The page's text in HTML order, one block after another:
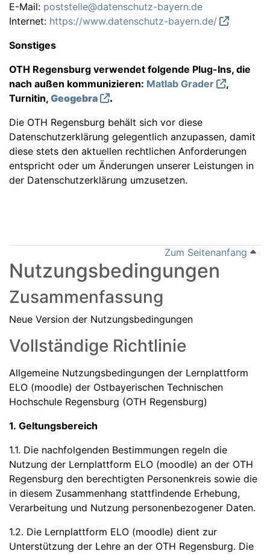
E-Mail: poststelle@datenschutz-bayern.de
Internet: https://www.datenschutz-bayern.de/
Sonstiges
OTH Regensburg verwendet folgende Plug-Ins, die
nach außen kommunizieren: Matlab Grader
,
Turnitin, Geogebra
.
Die OTH Regensburg behält sich vor diese
Datenschutzerklärung gelegentlich anzupassen, damit
diese stets den aktuellen rechtlichen Anforderungen
entspricht oder um Änderungen unserer Leistungen in
der Datenschutzerklärung umzusetzen.
Zum Seitenanfang
Nutzungsbedingungen
Zusammenfassung
Neue Version der Nutzungsbedingungen
Vollständige Richtlinie
Allgemeine Nutzungsbedingungen der Lernplattform
ELO (moodle) der Ostbayerischen Technischen
Hochschule Regensburg (OTH Regensburg)
1. Geltungsbereich
1.1. Die nachfolgenden Bestimmungen regeln die
Nutzung der Lernplattform ELO (moodle) an der OTH
Regensburg den berechtigten Personenkreis sowie die
in diesem Zusammenhang stattfindende Erhebung,
Verarbeitung und Nutzung personenbezogener Daten.
1.2. Die Lernplattform ELO (moodle) dient zur
Unterstützung der Lehre an der OTH Regensburg. Die